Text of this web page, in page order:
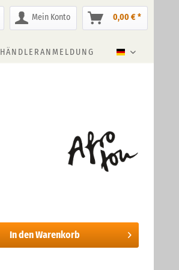
Mein Konto 0,00 € *
Deutsch
HÄNDLERANMELDUNG
In denWarenkorb